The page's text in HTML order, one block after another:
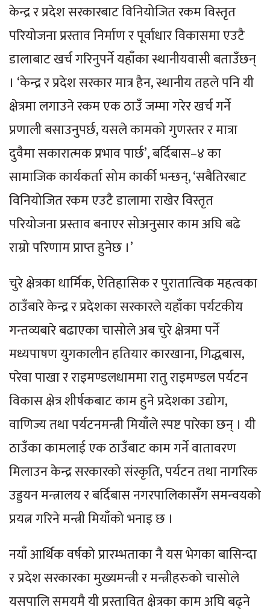
केन्द्र र प्रदेश सरकारबाट विनियोजित रकम विस्तृत
परियोजना प्रस्ताव निर्माण र पूर्वाधार विकासमा एउटै
डालाबाट खर्च गरिनुपर्ने यहाँका स्थानीयवासी बताउँछन्
। ‘केन्द्र र प्रदेश सरकार मात्र हैन, स्थानीय तहले पनि यी
क्षेत्रमा लगाउने रकम एक ठाउँ जम्मा गरेर खर्च गर्ने
प्रणाली बसाउनुपर्छ, यसले कामको गुणस्तर र मात्रा
दुवैमा सकारात्मक प्रभाव पार्छ’, बर्दिबास–४ का
सामाजिक कार्यकर्ता सोम कार्की भन्छन्, ‘सबैतिरबाट
विनियोजित रकम एउटै डालामा राखेर विस्तृत
परियोजना प्रस्ताव बनाएर सोअनुसार काम अघि बढे
राम्रो परिणाम प्राप्त हुनेछ ।’
चुरे क्षेत्रका धार्मिक, ऐतिहासिक र पुरातात्विक महत्वका
ठाउँबारे केन्द्र र प्रदेशका सरकारले यहाँका पर्यटकीय
गन्तव्यबारे बढाएका चासोले अब चुरे क्षेत्रमा पर्ने
मध्यपाषण युगकालीन हतियार कारखाना, गिद्धबास,
परेवा पाखा र राइमण्डलधाममा रातु राइमण्डल पर्यटन
विकास क्षेत्र शीर्षकबाट काम हुने प्रदेशका उद्योग,
वाणिज्य तथा पर्यटनमन्त्री मियाँले स्पष्ट पारेका छन् । यी
ठाउँका कामलाई एक ठाउँबाट काम गर्ने वातावरण
मिलाउन केन्द्र सरकारको संस्कृति, पर्यटन तथा नागरिक
उड्डयन मन्त्रालय र बर्दिबास नगरपालिकासँग समन्वयको
प्रयत्न गरिने मन्त्री मियाँको भनाइ छ ।
नयाँ आर्थिक वर्षको प्रारम्भताका नै यस भेगका बासिन्दा
र प्रदेश सरकारका मुख्यमन्त्री र मन्त्रीहरुको चासोले
यसपालि समयमै यी प्रस्तावित क्षेत्रका काम अघि बढ्ने